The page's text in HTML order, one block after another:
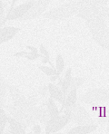
"Il